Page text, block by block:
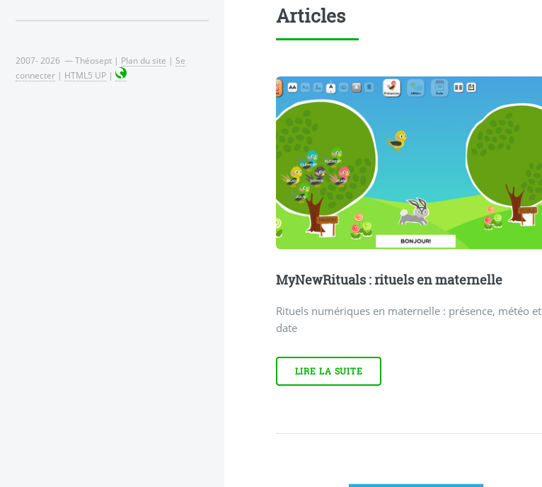
Articles
MyNewRituals : rituels en maternelle
Rituels numériques en maternelle : présence, météo et
date
LIRE LA SUITE
2007- 2026 — Théosept | Plan du site | Se
connecter | HTML5 UP |